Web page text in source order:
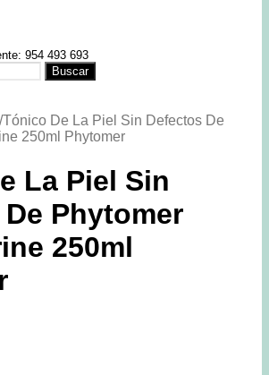
954 493 693
Buscar
/Tónico De La Piel Sin Defectos De
250ml Phytomer
La Piel Sin
Phytomer
250ml